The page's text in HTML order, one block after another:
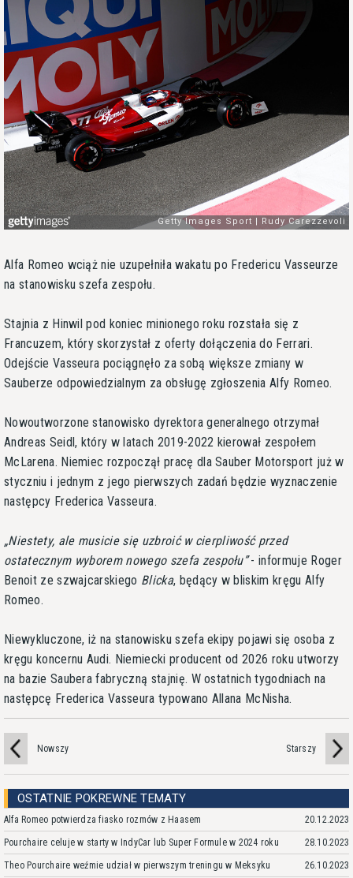
Alfa Romeo wciąż nie uzupełniła wakatu po Fredericu Vasseurze
na stanowisku szefa zespołu.
Stajnia z Hinwil pod koniec minionego roku rozstała się z
Francuzem, który skorzystał z oferty dołączenia do Ferrari.
Odejście Vasseura pociągnęło za sobą większe zmiany w
Sauberze odpowiedzialnym za obsługę zgłoszenia Alfy Romeo.
Nowoutworzone stanowisko dyrektora generalnego otrzymał
Andreas Seidl, który w latach 2019-2022 kierował zespołem
McLarena. Niemiec rozpoczął pracę dla Sauber Motorsport już w
styczniu i jednym z jego pierwszych zadań będzie wyznaczenie
następcy Frederica Vasseura.
Niestety, ale musicie się uzbroić w cierpliwość przed
ostatecznym wyborem nowego szefa zespołu - informuje Roger
Benoit ze szwajcarskiego Blicka, będący w bliskim kręgu Alfy
Romeo.
Niewykluczone, iż na stanowisku szefa ekipy pojawi się osoba z
kręgu koncernu Audi. Niemiecki producent od 2026 roku utworzy
na bazie Saubera fabryczną stajnię. W ostatnich tygodniach na
następcę Frederica Vasseura typowano Allana McNisha.
Nowszy Starszy
OSTATNIE POKREWNE TEMATY
Alfa Romeo potwierdza fiasko rozmów z Haasem 20.12.2023
Pourchaire celuje w starty w IndyCar lub Super Formule w 2024 roku 28.10.2023
Theo Pourchaire weźmie udział w pierwszym treningu w Meksyku 26.10.2023